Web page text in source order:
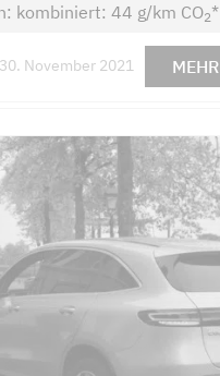
kombiniert: 44 g/km CO2*
30. November 2021 MEHR